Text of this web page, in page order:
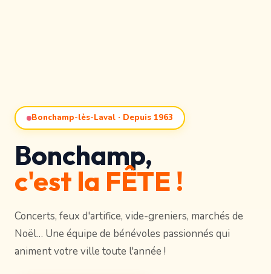
Bonchamp-lès-Laval · Depuis 1963
Bonchamp,
c'est la FÊTE !
Concerts, feux d'artifice, vide-greniers, marchés de
Noël… Une équipe de bénévoles passionnés qui
animent votre ville toute l'année !